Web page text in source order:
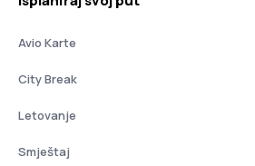
Avio Karte
City Break
Letovanje
Smještaj